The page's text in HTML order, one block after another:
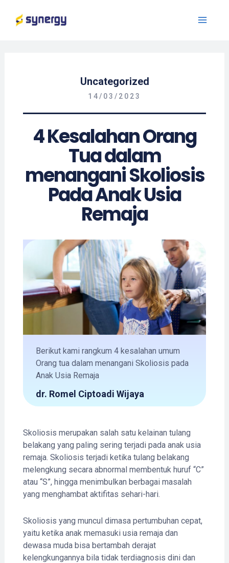
Uncategorized
14/03/2023
4 Kesalahan Orang
Tua dalam
menangani Skoliosis
Pada Anak Usia
Remaja
Berikut kami rangkum 4 kesalahan umum
Orang tua dalam menangani Skoliosis pada
Anak Usia Remaja
dr. Romel Ciptoadi Wijaya
Skoliosis merupakan salah satu kelainan tulang
belakang yang paling sering terjadi pada anak usia
remaja. Skoliosis terjadi ketika tulang belakang
melengkung secara abnormal membentuk huruf “C”
atau “S”, hingga menimbulkan berbagai masalah
yang menghambat aktifitas sehari-hari.
Skoliosis yang muncul dimasa pertumbuhan cepat,
yaitu ketika anak memasuki usia remaja dan
dewasa muda bisa bertambah derajat
kelengkungannya bila tidak terdiagnosis dini dan